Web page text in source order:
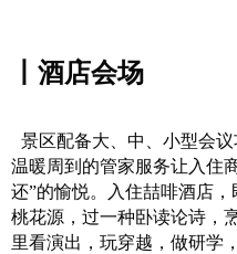
丨酒店会场
景区配备大、中、小型会
温暖周到的管家服务让入住
还”的愉悦。入住喆啡酒店
桃花源，过一种卧读论诗，
里看演出，玩穿越，做研学